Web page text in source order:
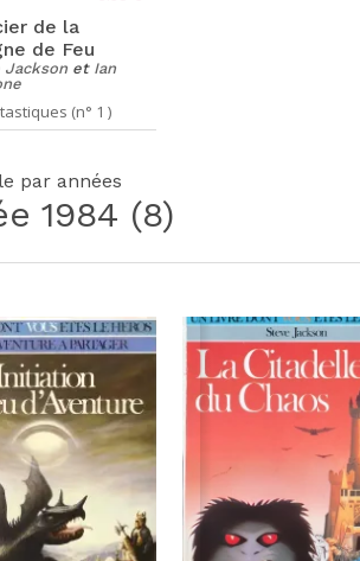
de la
de Feu
Jacksonet Ian
(n° 1 )
par années
1984 (8)